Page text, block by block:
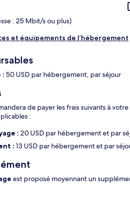
: 25 Mbit/s ou plus)
et équipements de l’hébergement
: 50 USD par hébergement, par séjour
de payer les frais suivants à
:
: 20 USD par hébergement et par
: 13 USD par hébergement et par
est proposé moyennant un